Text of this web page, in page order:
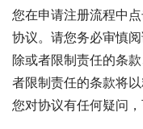
您在申请注册流程中
协议。请您务必审慎
除或者限制责任的条
者限制责任的条款将
您对协议有任何疑问，